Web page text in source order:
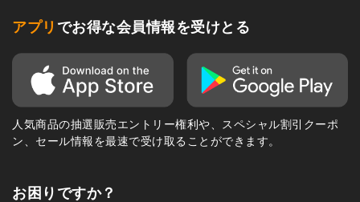
アプリ でお得な会員情報を受けとる
人気商品の抽選販売エントリー権利や、スペシャル割引クーポ
ン、セール情報を最速で受け取ることができます。
お困りですか？